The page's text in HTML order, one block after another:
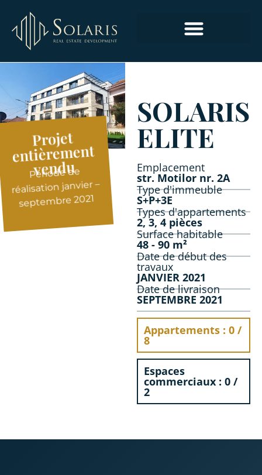
Projet
entièrement
vendu
Période de
réalisation janvier –
septembre 2021
SOLARIS
ELITE
Emplacement
str. Motilor nr. 2A
Type d'immeuble
S+P+3E
Types d'appartements
2, 3, 4 pièces
Surface habitable
48 - 90 m²
Date de début des
travaux
JANVIER 2021
Date de livraison
SEPTEMBRE 2021
Appartements : 0 /
8
Espaces
commerciaux : 0 /
2